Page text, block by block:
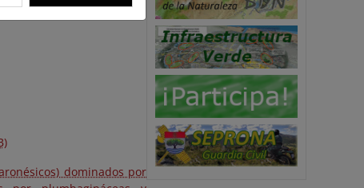
dominados por